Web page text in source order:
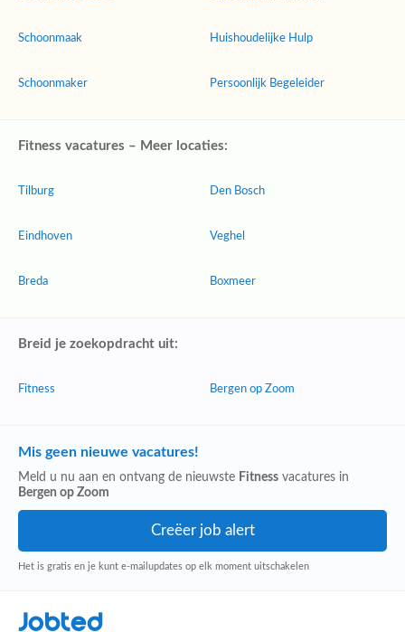
Schoonmaak
Schoonmaker
Huishoudelijke Hulp
Persoonlijk Begeleider
Fitness vacatures – Meer locaties:
Tilburg
Eindhoven
Breda
Den Bosch
Veghel
Boxmeer
Breid je zoekopdracht uit:
Fitness Bergen op Zoom
Mis geen nieuwe vacatures!
Meld u nu aan en ontvang de nieuwste Fitness vacatures in
Bergen op Zoom
Het is gratis en je kunt e-mailupdates op elk moment uitschakelen
Jobted